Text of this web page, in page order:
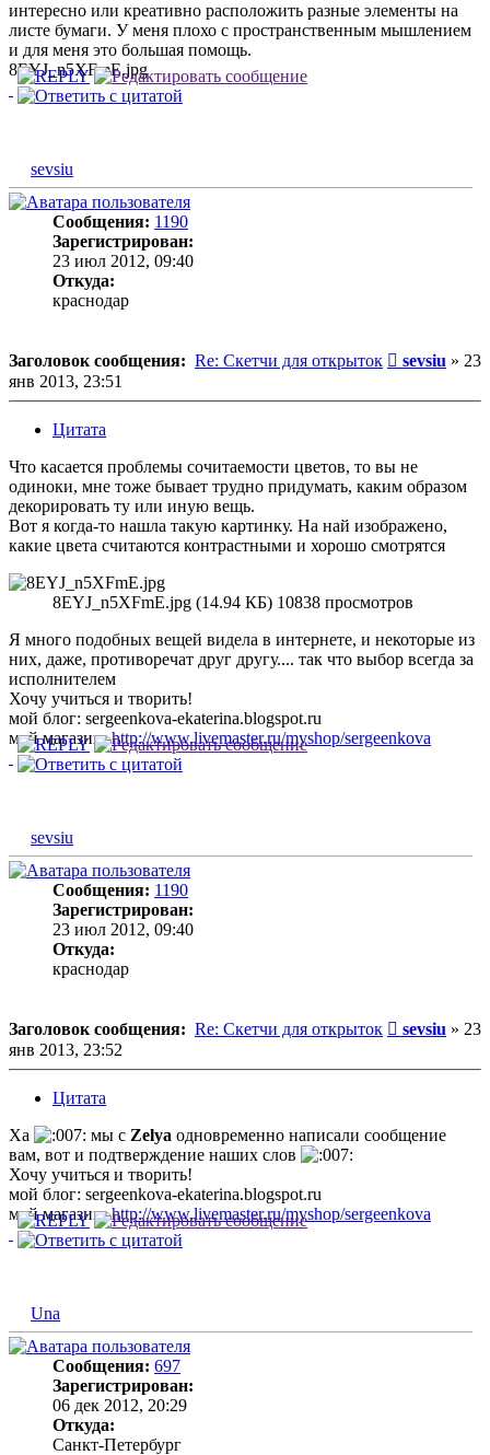
интересно или креативно расположить разные элементы на
листе бумаги. У меня плохо с пространственным мышлением
и для меня это большая помощь.
8EYJ_n5XFmE.jpg
sevsiu
Сообщения: 1190
Зарегистрирован:
23 июл 2012, 09:40
Откуда:
краснодар
Заголовок сообщения: Re: Скетчи для открыток Сообщение
sevsiu » 23
янв 2013, 23:51
Цитата
Что касается проблемы сочитаемости цветов, то вы не
одиноки, мне тоже бывает трудно придумать, каким образом
декорировать ту или иную вещь.
Вот я когда-то нашла такую картинку. На най изображено,
какие цвета считаются контрастными и хорошо смотрятся
8EYJ_n5XFmE.jpg (14.94 КБ) 10838 просмотров
Я много подобных вещей видела в интернете, и некоторые из
них, даже, противоречат друг другу.... так что выбор всегда за
исполнителем
Хочу учиться и творить!
мой блог: sergeenkova-ekaterina.blogspot.ru
мой магазин:http://www.livemaster.ru/myshop/sergeenkova
sevsiu
Сообщения: 1190
Зарегистрирован:
23 июл 2012, 09:40
Откуда:
краснодар
Заголовок сообщения: Re: Скетчи для открыток Сообщение
sevsiu » 23
янв 2013, 23:52
Цитата
Ха
мы с Zelya одновременно написали сообщение
вам, вот и подтверждение наших слов
Хочу учиться и творить!
мой блог: sergeenkova-ekaterina.blogspot.ru
мой магазин:http://www.livemaster.ru/myshop/sergeenkova
Una
Сообщения: 697
Зарегистрирован:
06 дек 2012, 20:29
Откуда:
Санкт-Петербург